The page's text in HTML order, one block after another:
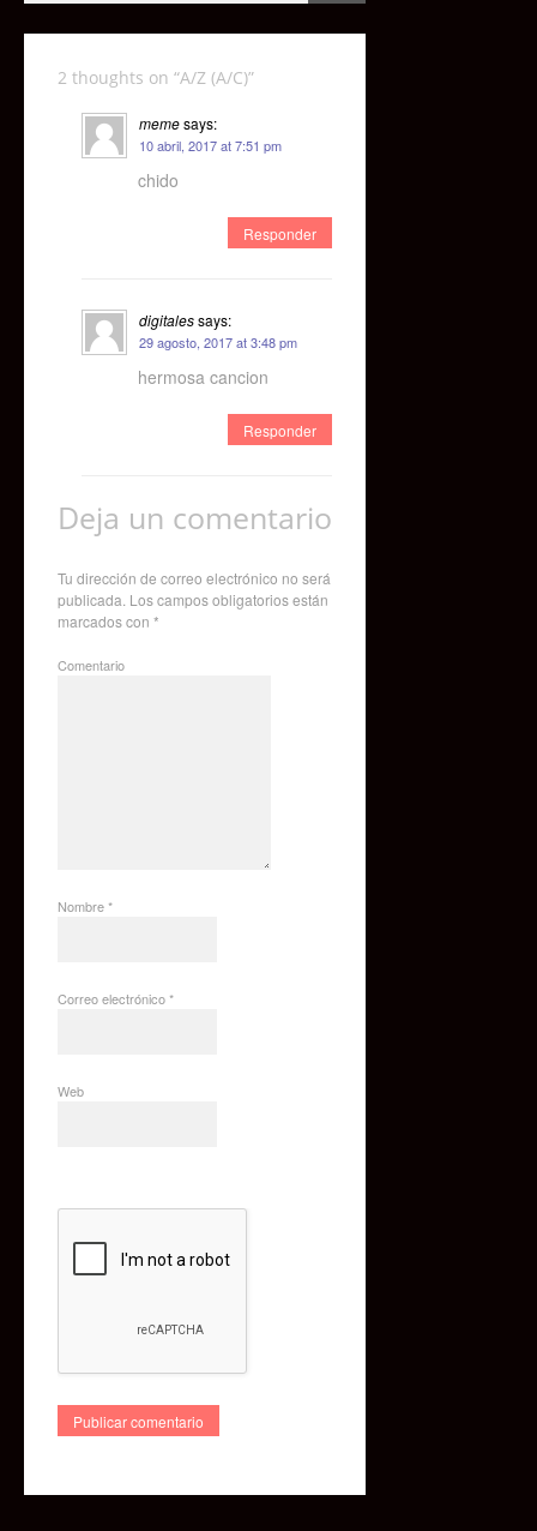
2 thoughts on “A/Z (A/C)”
memesays:
10 abril, 2017 at 7:51 pm
chido
Responder
digitalessays:
29 agosto, 2017 at 3:48 pm
hermosa cancion
Responder
Deja un comentario
Tu dirección de correo electrónico no será
publicada. Los campos obligatorios están
marcados con *
Comentario
Nombre*
Correo electrónico*
Web